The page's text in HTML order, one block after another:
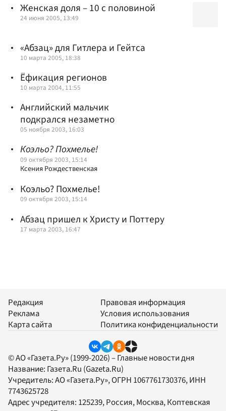
Женская доля –10 с половиной
24 июня 2005, 13:49
«Абзац» для Гитлера и Гейтса
10 марта 2005, 18:38
Ёфикация регионов
10 марта 2004, 11:55
Английский мальчик
подкрался незаметно
05 ноября 2003, 16:03
Коэльо? Похмелье!
09 октября 2003, 15:14
Ксения Рождественская
Коэльо? Похмелье!
09 октября 2003, 15:14
Абзац пришел к Христу и Поттеру
17 марта 2003, 16:47
Редакция
Реклама
Карта сайта
Правовая информация
Условия использования
Политика конфиденциальности
© АО «Газета.Ру» (1999-2026) – Главные новости дня
Название: Газета.Ru (Gazeta.Ru)
Учредитель:АО «Газета.Ру», ОГРН 1067761730376, ИНН
7743625728
Адрес учредителя: 125239, Россия, Москва, Коптевская